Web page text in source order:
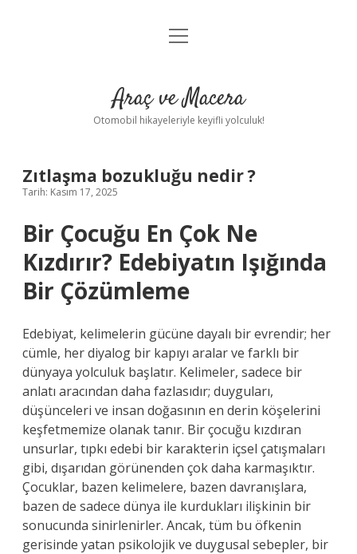
Anasayfa
Yasal Uyarı
menüyü
Araç ve Macera
Otomobil hikayeleriyle keyifli yolculuk!
Zıtlaşma bozukluğu nedir ?
Tarih: Kasım 17, 2025
Bir Çocuğu En Çok Ne
Kızdırır? Edebiyatın Işığında
Bir Çözümleme
Edebiyat, kelimelerin gücüne dayalı bir evrendir; her
cümle, her diyalog bir kapıyı aralar ve farklı bir
dünyaya yolculuk başlatır. Kelimeler, sadece bir
anlatı aracından daha fazlasıdır; duyguları,
düşünceleri ve insan doğasının en derin köşelerini
keşfetmemize olanak tanır. Bir çocuğu kızdıran
unsurlar, tıpkı edebi bir karakterin içsel çatışmaları
gibi, dışarıdan görünenden çok daha karmaşıktır.
Çocuklar, bazen kelimelere, bazen davranışlara,
bazen de sadece dünya ile kurdukları ilişkinin bir
sonucunda sinirlenirler. Ancak, tüm bu öfkenin
gerisinde yatan psikolojik ve duygusal sebepler, bir